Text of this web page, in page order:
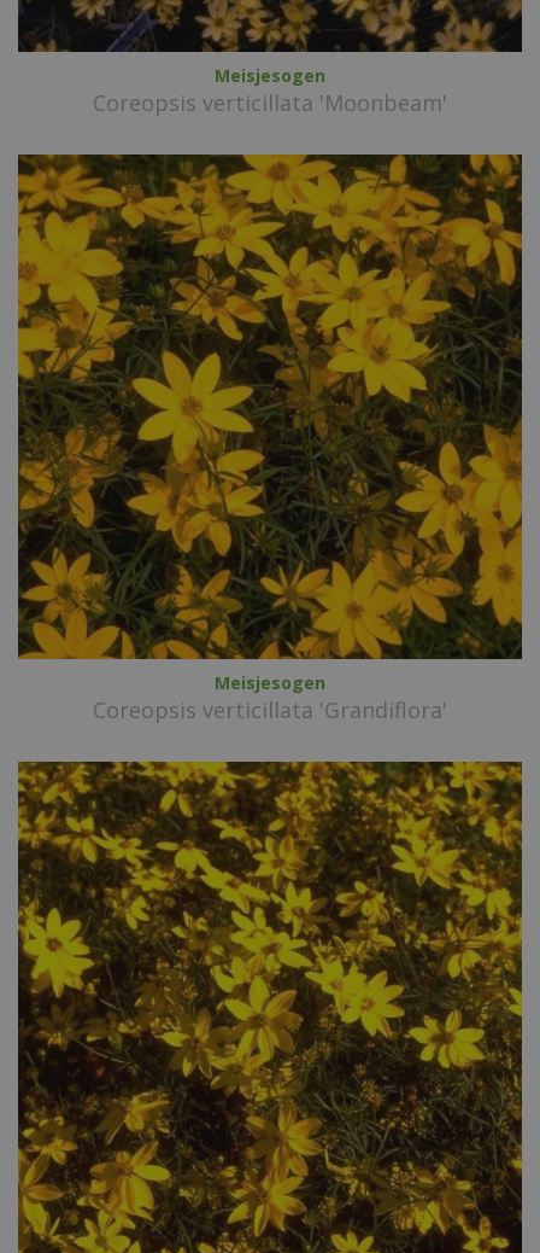
Meisjesogen
Coreopsis verticillata 'Moonbeam'
Meisjesogen
Coreopsis verticillata 'Grandiflora'